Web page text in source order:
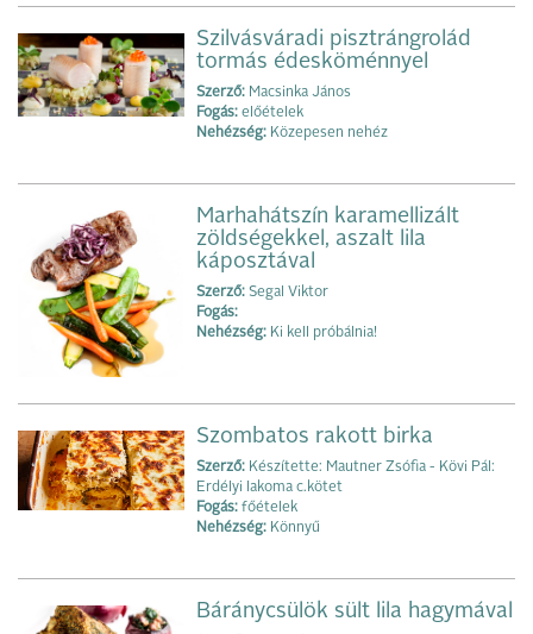
Szilvásváradi pisztrángrolád
tormás édesköménnyel
Szerző: Macsinka János
Fogás: előételek
Nehézség: Közepesen nehéz
Marhahátszín karamellizált
zöldségekkel, aszalt lila
káposztával
Szerző: Segal Viktor
Fogás:
Nehézség: Ki kell próbálnia!
Szombatos rakott birka
Szerző: Készítette: Mautner Zsófia - Kövi Pál:
Erdélyi lakoma c.kötet
Fogás: főételek
Nehézség: Könnyű
Báránycsülök sült lila hagymával